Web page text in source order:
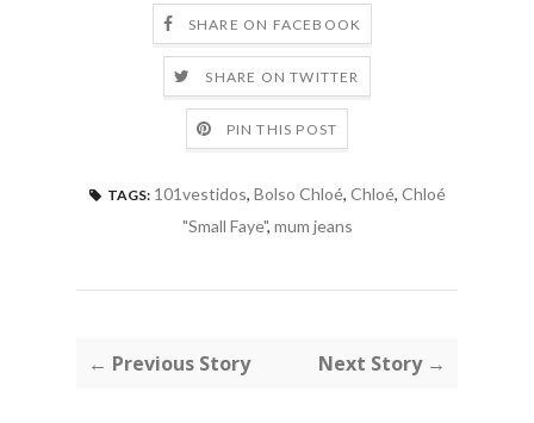
SHARE ON FACEBOOK
SHARE ON TWITTER
PIN THIS POST
TAGS: 101vestidos, Bolso Chloé, Chloé, Chloé
"Small Faye", mum jeans
← Previous Story Next Story →